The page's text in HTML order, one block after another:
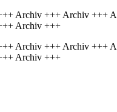
Archiv +++ Archiv
Archiv +++
Archiv +++ Archiv
Archiv +++